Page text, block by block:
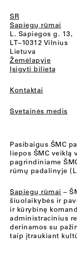
SR
Sapiegų rūmai
L. Sapiegos g. 13,
LT–10312 Vilnius
Lietuva
Žemėlapyje
Įsigyti bilietą
Kontaktai
Svetainės medis
Pasibaigus ŠMC
liepos ŠMC veiklą
pagrindiniame
rūmų padalinyje
Sapiegų rūmai –
šiuolaikybės ir
ir kūrybinę
administracinius
derinamos su
taip įtraukiant